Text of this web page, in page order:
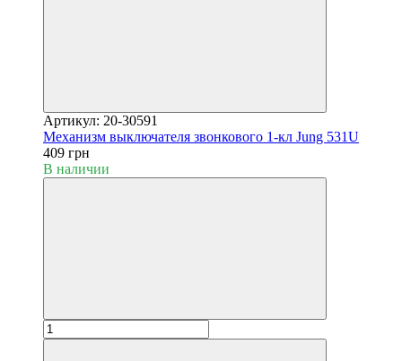
Артикул: 20-30591
Механизм выключателя звонкового 1-кл Jung 531U
409 грн
В наличии